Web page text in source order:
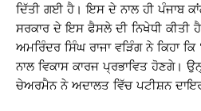
ਦਿੱਤੀ ਗਈ ਹੈ। ਇਸ ਦੇ ਨਾਲ ਹੀ ਪੰਜਾਬ
ਸਰਕਾਰ ਦੇ ਇਸ ਫੈਸਲੇ ਦੀ ਨਿਖੇਧੀ ਕੀਤੀ
ਅਮਰਿੰਦਰ ਸਿੰਘ ਰਾਜਾ ਵੜਿੰਗ ਨੇ ਕਿਹਾ
ਨਾਲ ਵਿਕਾਸ ਕਾਰਜ ਪ੍ਰਭਾਵਿਤ ਹੋਣਗੇ।
ਚੇਅਰਮੈਨ ਨੇ ਅਦਾਲਤ ਵਿੱਚ ਪਟੀਸ਼ਨ